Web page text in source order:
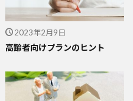
2023年2月9日
高齢者向けプランのヒント